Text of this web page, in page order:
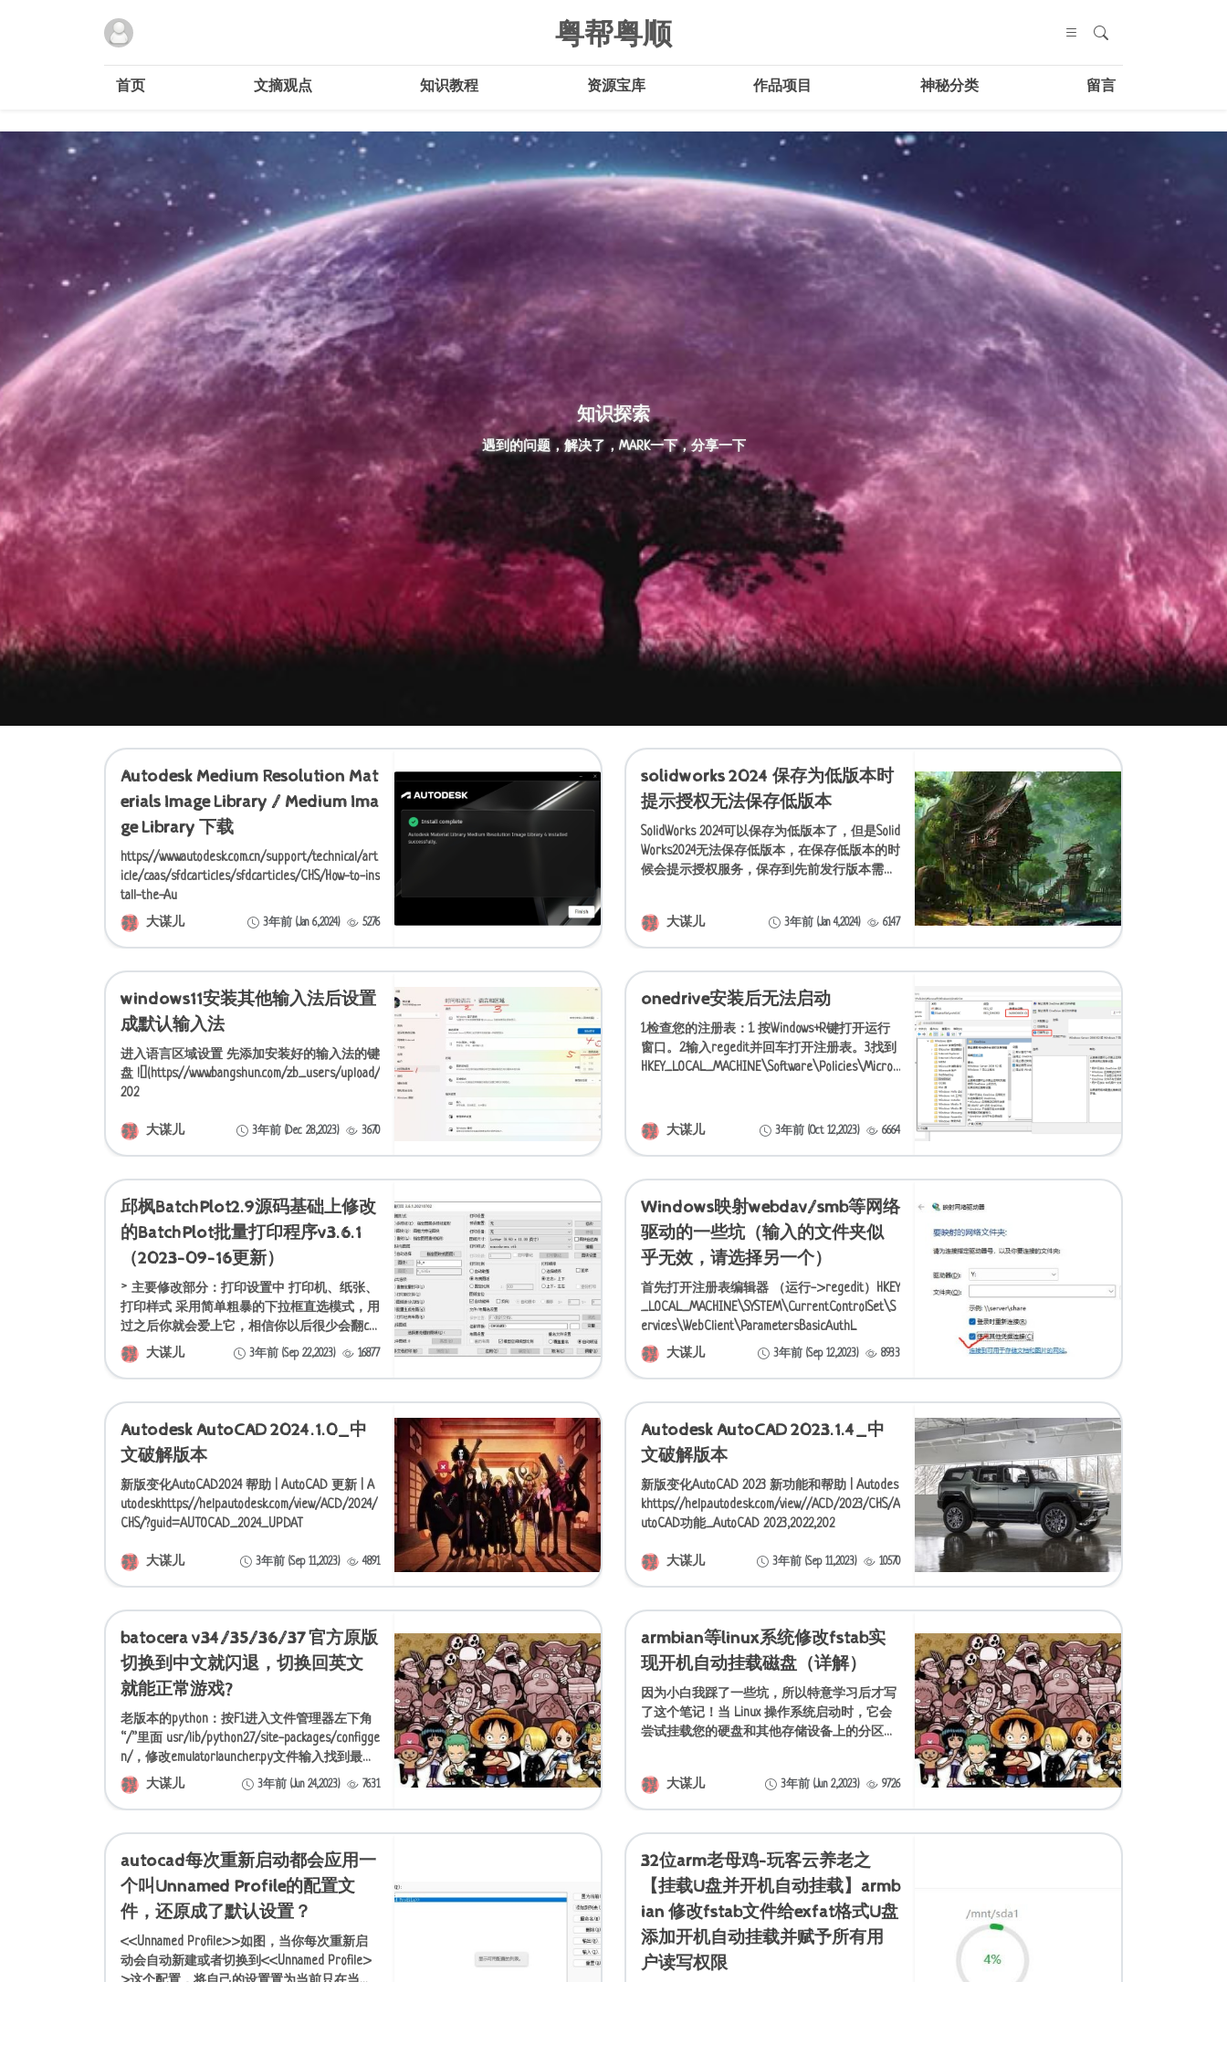
粤帮粤顺
首页 文摘观点 知识教程 资源宝库 作品项目 神秘分类 留言
知识探索
遇到的问题，解决了，MARK一下，分享一下
Autodesk Medium Resolution Mat
erials Image Library / Medium Ima
ge Library 下载
https://www.autodesk.com.cn/support/technical/art
icle/caas/sfdcarticles/sfdcarticles/CHS/How-to-ins
tall-the-Au
大谋儿
3年前 (Jan 6,2024) 5276
solidworks 2024 保存为低版本时
提示授权无法保存低版本
SolidWorks 2024可以保存为低版本了，但是Solid
Works2024无法保存低版本，在保存低版本的时
候会提示授权服务，保存到先前发行版本需要
大谋儿 3年前 (Jan 4,2024) 6147
windows11安装其他输入法后设置
成默认输入法
进入语言区域设置 先添加安装好的输入法的键
盘 ![](https://www.bangshun.com/zb_users/upload/
202
大谋儿 3年前 (Dec 28,2023) 3670
onedrive安装后无法启动
1.检查您的注册表：1. 按Windows+R键打开运行
窗口。2.输入regedit并回车打开注册表。3.找到
HKEY_LOCAL_MACHINE\Software\Policies\Micros
大谋儿 3年前 (Oct 12,2023) 6664
邱枫BatchPlot2.9源码基础上修改
的BatchPlot批量打印程序v3.6.1
（2023-09-16更新）
˃ 主要修改部分：打印设置中 打印机、纸张、
打印样式 采用简单粗暴的下拉框直选模式，用
过之后你就会爱上它，相信你以后很少会翻ca
d自带打印系统的牌子了。预设配置摒弃cad自
带的页面设置管理器模式，采用预设自定义打
大谋儿 3年前 (Sep 22,2023) 16877
Windows映射webdav/smb等网络
驱动的一些坑（输入的文件夹似
乎无效，请选择另一个）
首先打开注册表编辑器 （运行->regedit）HKEY
_LOCAL_MACHINE\SYSTEM\CurrentControlSet\S
ervices\WebClient\ParametersBasicAuthL
大谋儿
3年前 (Sep 12,2023) 8933
Autodesk AutoCAD 2024.1.0_中
文破解版本
新版变化AutoCAD2024 帮助 | AutoCAD 更新 | A
utodeskhttps://help.autodesk.com/view/ACD/2024/
CHS/?guid=AUTOCAD_2024_UPDAT
大谋儿 3年前 (Sep 11,2023) 4891
Autodesk AutoCAD 2023.1.4_中
文破解版本
新版变化AutoCAD 2023 新功能和帮助 | Autodes
khttps://help.autodesk.com/view//ACD/2023/CHS/A
utoCAD功能_AutoCAD 2023,2022,202
大谋儿 3年前 (Sep 11,2023) 10570
batocera v34/35/36/37 官方原版
切换到中文就闪退，切换回英文
就能正常游戏?
老版本的python：按F1进入文件管理器左下角
“/”里面 usr/lib/python2.7/site-packages/configge
n/，修改emulatorlauncher.py文件输入找到最前
面的import
大谋儿 3年前 (Jun 24,2023) 7631
armbian等linux系统修改fstab实
现开机自动挂载磁盘（详解）
因为小白我踩了一些坑，所以特意学习后才写
了这个笔记！当 Linux 操作系统启动时，它会
尝试挂载您的硬盘和其他存储设备上的分区。
大谋儿
3年前 (Jun 2,2023) 9726
autocad每次重新启动都会应用一
个叫Unnamed Profile的配置文
件，还原成了默认设置？
<<Unnamed Profile>>如图，当你每次重新启
动会自动新建或者切换到<<Unnamed Profile>
>这个配置，将自己的设置置为当前只在当前
32位arm老母鸡-玩客云养老之
【挂载U盘并开机自动挂载】armb
ian 修改fstab文件给exfat格式U盘
添加开机自动挂载并赋予所有用
户读写权限